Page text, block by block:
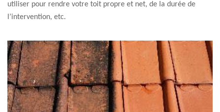
utiliser pour rendre votre toit propre et net, de la durée de
l’intervention, etc.